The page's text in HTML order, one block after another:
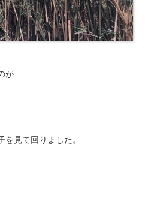
が
見て回りました。